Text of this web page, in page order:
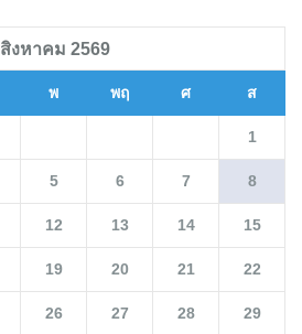
สิงหาคม 2569
พ พฤ ศ ส
1
5 6 7 8
12 13 14 15
19 20 21 22
26 27 28 29